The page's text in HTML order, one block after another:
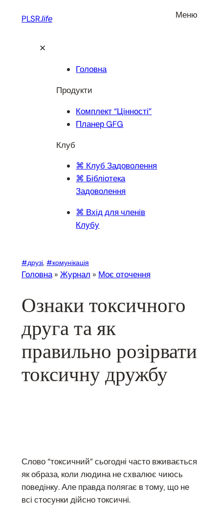
PLSR.life Меню
✕
Головна
Продукти
Комплект “Цінності”
Планер GFG
Клуб
⌘ Клуб Задоволення
⌘ Бібліотека
Задоволення
⌘ Вхід для членів
Клубу
#друзі, #комунікація
Головна» Журнал » Моє оточення
Ознаки токсичного
друга та як
правильно розірвати
токсичну дружбу
Слово “токсичний” сьогодні часто вживається
як образа, коли людина не схвалює чиюсь
поведінку. Але правда полягає в тому, що не
всі стосунки дійсно токсичні.